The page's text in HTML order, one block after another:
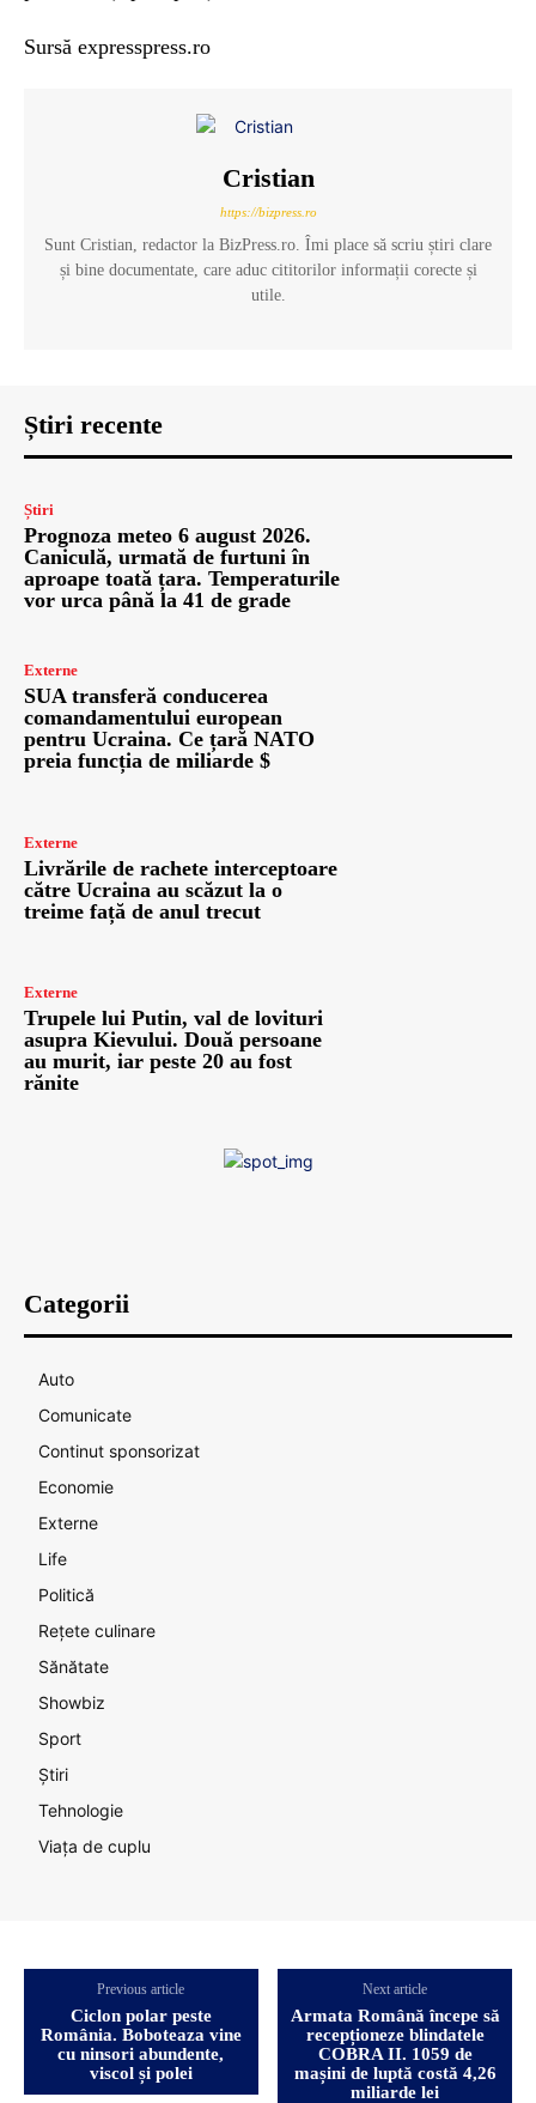
Sursă expresspress.ro
Cristian
https://bizpress.ro
Sunt Cristian, redactor la BizPress.ro. Îmi place să scriu știri clare
și bine documentate, care aduc cititorilor informații corecte și
utile.
Știri recente
Știri
Prognoza meteo 6 august 2026.
Caniculă, urmată de furtuni în
aproape toată țara. Temperaturile
vor urca până la 41 de grade
Externe
SUA transferă conducerea
comandamentului european
pentru Ucraina. Ce țară NATO
preia funcția de miliarde $
Externe
Livrările de rachete interceptoare
către Ucraina au scăzut la o
treime față de anul trecut
Externe
Trupele lui Putin, val de lovituri
asupra Kievului. Două persoane
au murit, iar peste 20 au fost
rănite
Categorii
Auto
Comunicate
Continut sponsorizat
Economie
Externe
Life
Politică
Rețete culinare
Sănătate
Showbiz
Sport
Știri
Tehnologie
Viața de cuplu
Previous article
Ciclon polar peste
România. Boboteaza vine
cu ninsori abundente,
viscol și polei
Next article
Armata Română începe să
recepționeze blindatele
COBRA II. 1059 de
mașini de luptă costă 4,26
miliarde lei